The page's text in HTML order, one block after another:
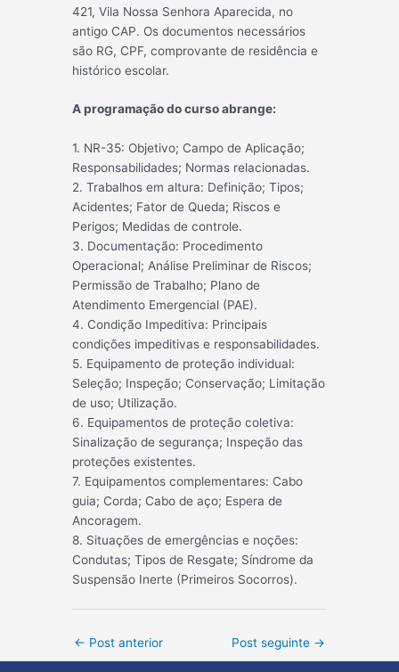
421, Vila Nossa Senhora Aparecida, no
antigo CAP. Os documentos necessários
são RG, CPF, comprovante de residência e
histórico escolar.
A programação do curso abrange:
1. NR-35: Objetivo; Campo de Aplicação;
Responsabilidades; Normas relacionadas.
2. Trabalhos em altura: Definição; Tipos;
Acidentes; Fator de Queda; Riscos e
Perigos; Medidas de controle.
3. Documentação: Procedimento
Operacional; Análise Preliminar de Riscos;
Permissão de Trabalho; Plano de
Atendimento Emergencial (PAE).
4. Condição Impeditiva: Principais
condições impeditivas e responsabilidades.
5. Equipamento de proteção individual:
Seleção; Inspeção; Conservação; Limitação
de uso; Utilização.
6. Equipamentos de proteção coletiva:
Sinalização de segurança; Inspeção das
proteções existentes.
7. Equipamentos complementares: Cabo
guia; Corda; Cabo de aço; Espera de
Ancoragem.
8. Situações de emergências e noções:
Condutas; Tipos de Resgate; Síndrome da
Suspensão Inerte (Primeiros Socorros).
Post
← Post anterior Post seguinte →